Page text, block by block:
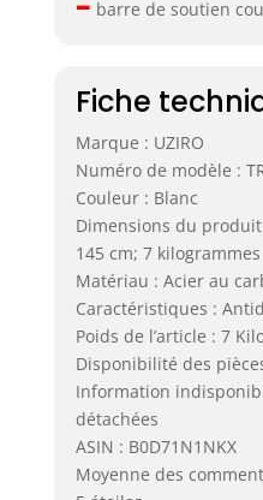
barre de soutien
Fiche
Marque : UZIRO
Numéro de modèle :
Couleur : Blanc
Dimensions du produit
145 cm; 7 kilogrammes
Matériau : Acier au
Caractéristiques :
Poids de l’article : 7
Disponibilité des
Information
détachées
ASIN : B0D71N1NKX
Moyenne des